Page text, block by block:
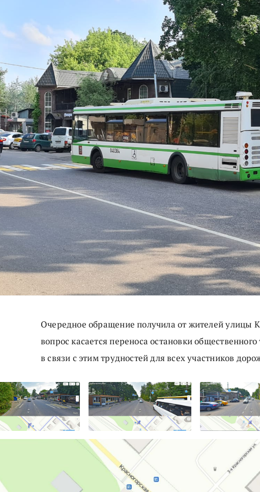
Очередное обращение получила от жителей улицы
вопрос касается переноса остановки
в связи с этим трудностей для всех участников